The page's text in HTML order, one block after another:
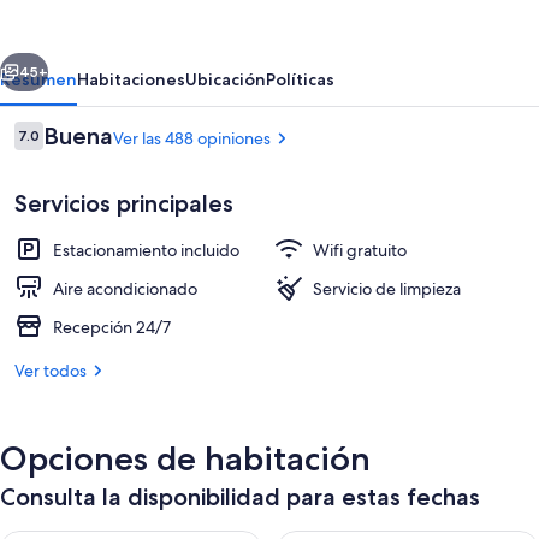
Near
Anaheim
Siguiente
45+
ResumenHabitacionesUbicaciónPolíticas
Opiniones
7.07.0 de 10,
BuenaVer las 488 opiniones
Servicios principales
Estacionamiento incluido
Wifi gratuito
Aire acondicionado
Servicio de limpieza
Recepción 24/7
Ver todos
Opciones de habitación
Consulta la disponibilidad para estas fechas